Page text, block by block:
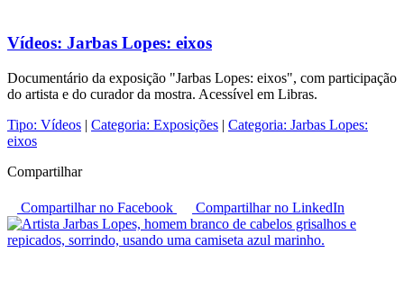
Vídeos: Jarbas Lopes: eixos
Documentário da exposição "Jarbas Lopes: eixos", com participação
do artista e do curador da mostra. Acessível em Libras.
Tipo: Vídeos | Categoria: Exposições | Categoria: Jarbas Lopes:
eixos
Compartilhar
Compartilhar no Facebook Compartilhar no LinkedIn